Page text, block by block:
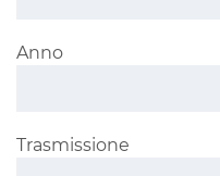
Anno
Trasmissione